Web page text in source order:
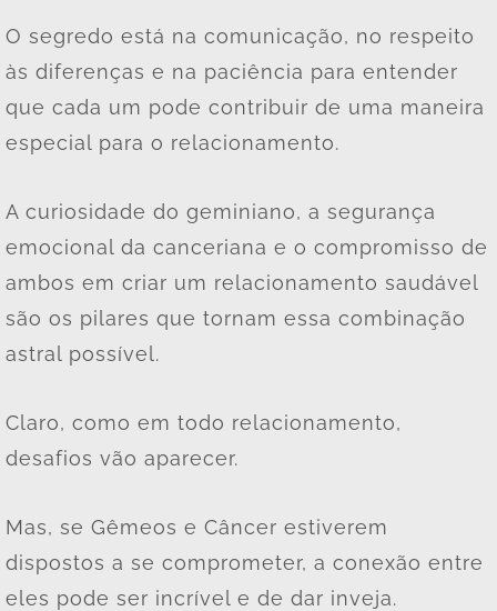
O segredo está na comunicação, no respeito
às diferenças e na paciência para entender
que cada um pode contribuir de uma maneira
especial para o relacionamento.
A curiosidade do geminiano, a segurança
emocional da canceriana e o compromisso de
ambos em criar um relacionamento saudável
são os pilares que tornam essa combinação
astral possível.
Claro, como em todo relacionamento,
desafios vão aparecer.
Mas, se Gêmeos e Câncer estiverem
dispostos a se comprometer, a conexão entre
eles pode ser incrível e de dar inveja.